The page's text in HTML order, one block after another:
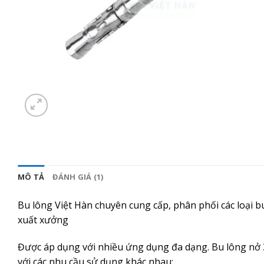
MÔ TẢ ĐÁNH GIÁ (1)
Bu lông Việt Hàn chuyên cung cấp, phân phối các loại
xuất xưởng
Được áp dụng với nhiều ứng dụng đa dạng. Bu lông